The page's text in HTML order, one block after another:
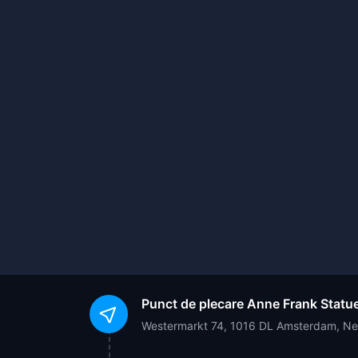
Punct de plecare Anne Frank
Westermarkt 74, 1016 DL Amsterdam,